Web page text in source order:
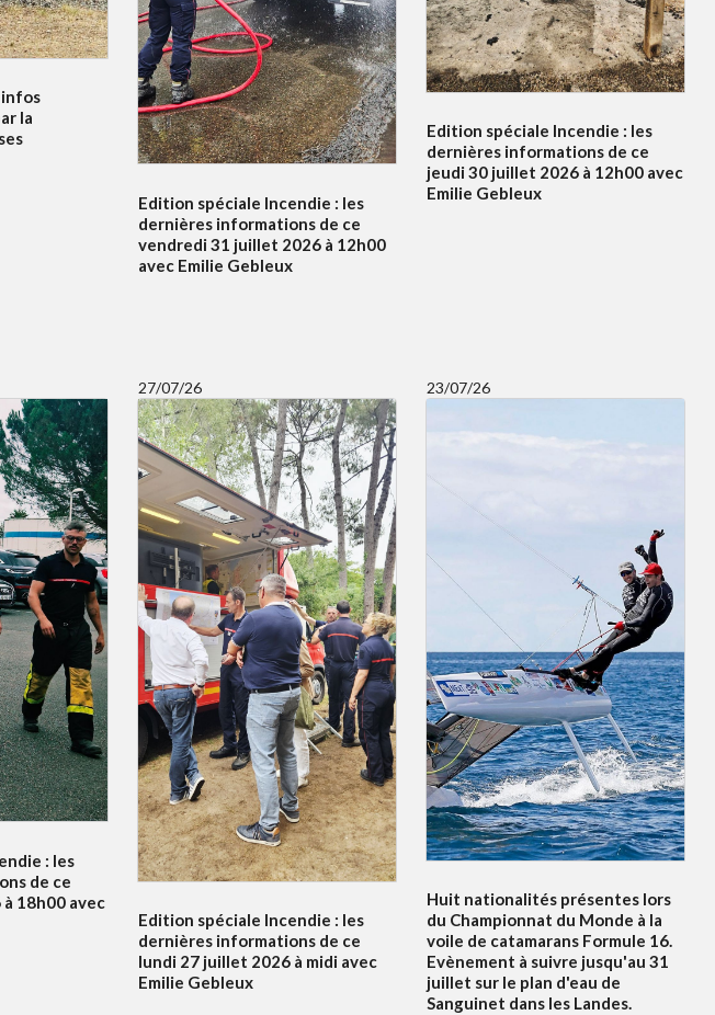
infos
la
Edition spéciale Incendie : les
dernières informations de ce
vendredi 31 juillet 2026 à 12h00
avec Emilie Gebleux
Edition spéciale Incendie : les
dernières informations de ce
jeudi 30 juillet 2026 à 12h00 avec
Emilie Gebleux
: les
de ce
18h00 avec
27/07/26
Edition spéciale Incendie : les
dernières informations de ce
lundi 27 juillet 2026 à midi avec
Emilie Gebleux
23/07/26
Huit nationalités présentes lors
du Championnat du Monde à la
voile de catamarans Formule 16.
Evènement à suivre jusqu'au 31
juillet sur le plan d'eau de
Sanguinet dans les Landes.